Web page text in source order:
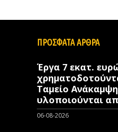
ΠΡΟΣΦΑΤΑ ΑΡΘΡΑ
Έργα 7 εκατ.
Ταμείο
υλοποιούνται
06-08-2026